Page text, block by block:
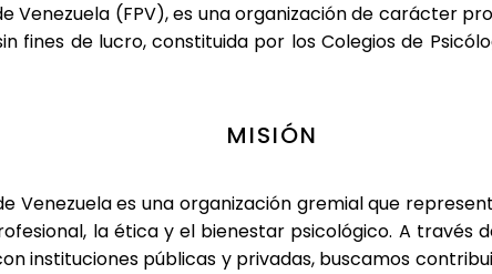
Venezuela (FPV), es una organización de carácter
fines de lucro, constituida por los Colegios de
MISIÓN
Venezuela es una organización gremial que
la ética y el bienestar psicológico. A través
instituciones públicas y privadas, buscamos